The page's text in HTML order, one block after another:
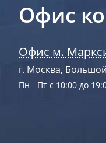
Офис
Офис м.
г. Москва,
Пн - Пт с 10:00 до